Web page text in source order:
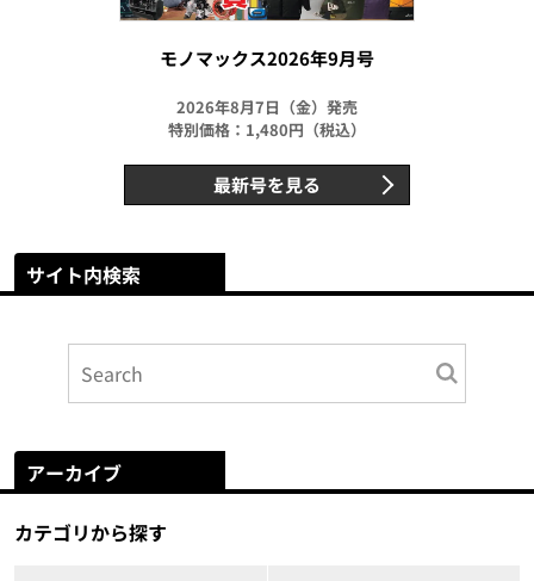
モノマックス2026年9月号
2026年8月7日（金）発売
特別価格：1,480円（税込）
最新号を見る
サイト内検索
アーカイブ
カテゴリから探す